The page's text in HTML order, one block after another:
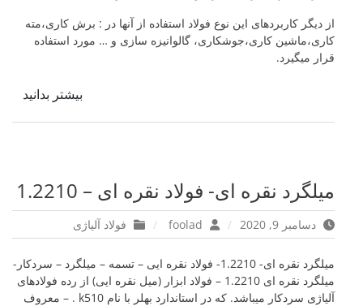
از دیگر کاربردهای این نوع فولاد استفاده از آنها در : برش کاری،مته
کاری،ماشین کاری،جوشکاری، گالوانیزه سازی و … مورد استفاده
قرار میگیرد.
بیشتر بدانید
میلگرد نقره ای- فولاد نقره ای – 1.2210
دسامبر 9, 2020 فولاد آلیاژی
میلگرد نقره ای- 1.2210- فولاد نقره ایی – تسمه – میلگرد – سردکار-
میلگرد نقره ای 1.2210 – فولاد ابزار (میل نقره ایی) از رده فولادهای
آلیاژی سردکار میباشد. که در استاندارد بهلر با نام k510 . – معروف